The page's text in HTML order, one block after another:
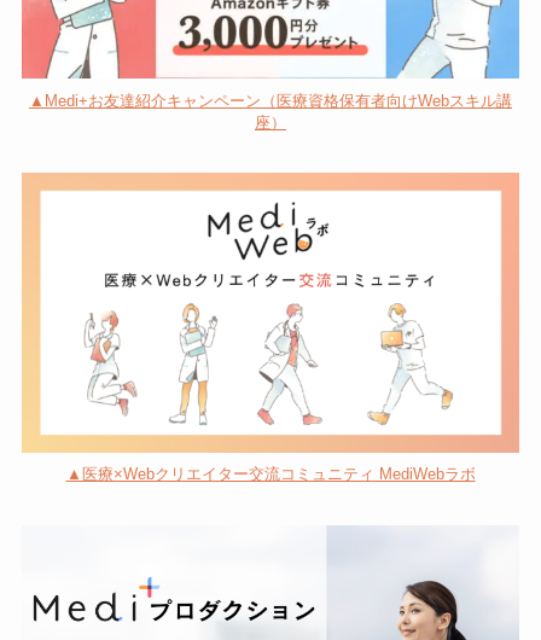
▲Medi+お友達紹介キャンペーン（医療資格保有者向けWebスキル講
座）
▲医療×Webクリエイター交流コミュニティ MediWebラボ